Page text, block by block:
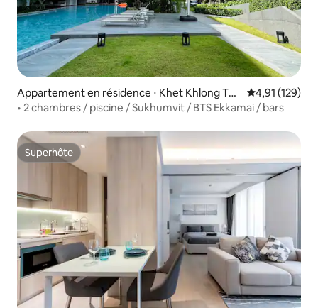
Appartement en résidence ⋅ Khet Khlong Toe
i
Évaluation
4,91 (129)
• 2 chambres / piscine / Sukhumvit / BTS Ekkamai / bars
Superhôte
Superhôte